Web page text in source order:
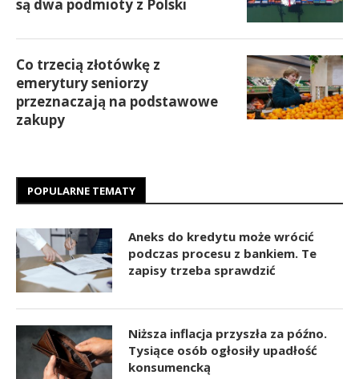
są dwa podmioty z Polski
Co trzecią złotówkę z
emerytury seniorzy
przeznaczają na podstawowe
zakupy
POPULARNE TEMATY
Aneks do kredytu może wrócić
podczas procesu z bankiem. Te
zapisy trzeba sprawdzić
Niższa inflacja przyszła za późno.
Tysiące osób ogłosiły upadłość
konsumencką